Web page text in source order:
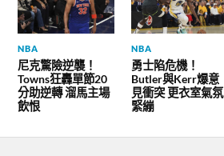
NBA
尼克驚險逆襲！
Towns狂轟單節20
分助逆轉 溜馬主場
飲恨
NBA
勇士陷危機！
Butler與Kerr爆意
見衝突 更衣室氣氛
緊繃